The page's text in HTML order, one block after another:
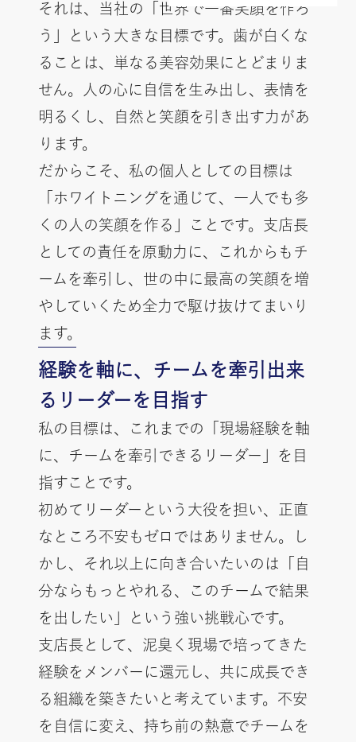
それは、当社の「世界で一番笑顔を作ろ
う」という大きな目標です。歯が白くな
ることは、単なる美容効果にとどまりま
せん。人の心に自信を生み出し、表情を
明るくし、自然と笑顔を引き出す力があ
ります。
だからこそ、私の個人としての目標は
「ホワイトニングを通じて、一人でも多
くの人の笑顔を作る」ことです。支店長
としての責任を原動力に、これからもチ
ームを牽引し、世の中に最高の笑顔を増
やしていくため全力で駆け抜けてまいり
ます。
経験を軸に、チームを牽引出来
るリーダーを目指す
私の目標は、これまでの「現場経験を軸
に、チームを牽引できるリーダー」を目
指すことです。
初めてリーダーという大役を担い、正直
なところ不安もゼロではありません。し
かし、それ以上に向き合いたいのは「自
分ならもっとやれる、このチームで結果
を出したい」という強い挑戦心です。
支店長として、泥臭く現場で培ってきた
経験をメンバーに還元し、共に成長でき
る組織を築きたいと考えています。不安
を自信に変え、持ち前の熱意でチームを